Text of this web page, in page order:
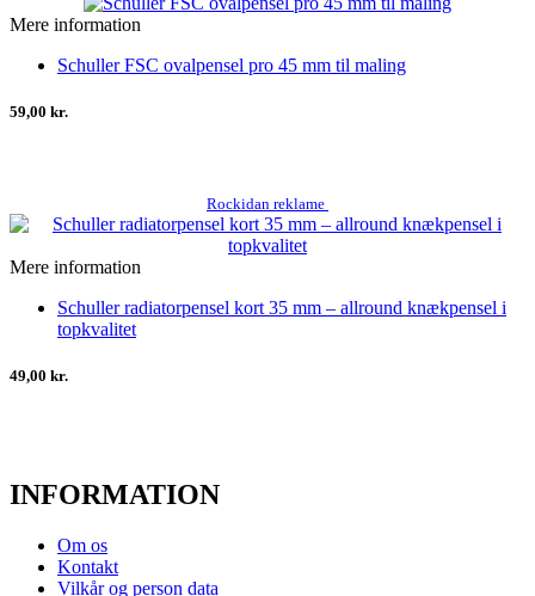
Mere information
Schuller FSC ovalpensel pro 45 mm til maling
59,00 kr.
Rockidan reklame
Mere information
Schuller radiatorpensel kort 35 mm – allround knækpensel i
topkvalitet
49,00 kr.
INFORMATION
Om os
Kontakt
Vilkår og person data